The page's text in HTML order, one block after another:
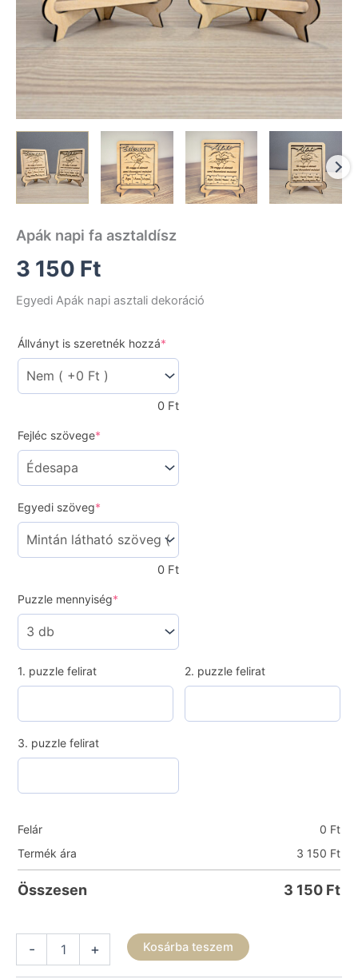
Apák napi fa asztaldísz
3 150 Ft
Egyedi Apák napi asztali dekoráció
Állványt is szeretnék hozzá*
0 Ft
Fejléc szövege*
Egyedi szöveg*
0 Ft
Puzzle mennyiség*
1. puzzle felirat 2. puzzle felirat
3. puzzle felirat
Felár 0 Ft
Termék ára
3 150 Ft
Összesen 3 150 Ft
- + Kosárba teszem